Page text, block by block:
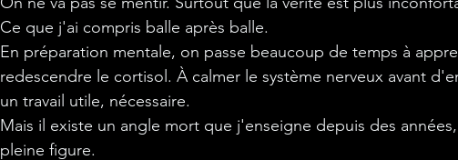
Ce que j'ai compris balle après balle.
En préparation mentale, on passe beaucoup de temps à
redescendre le cortisol. À calmer le système nerveux avant
un travail utile, nécessaire.
Mais il existe un angle mort que j'enseigne depuis des
pleine figure.